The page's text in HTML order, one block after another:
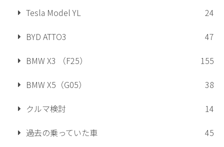
Tesla Model YL
24
BYD ATTO3
47
BMW X3 （F25）
155
BMW X5（G05）
38
クルマ検討
14
過去の乗っていた車
45